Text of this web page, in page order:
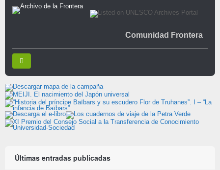
Comunidad Frontera
Últimas entradas publicadas